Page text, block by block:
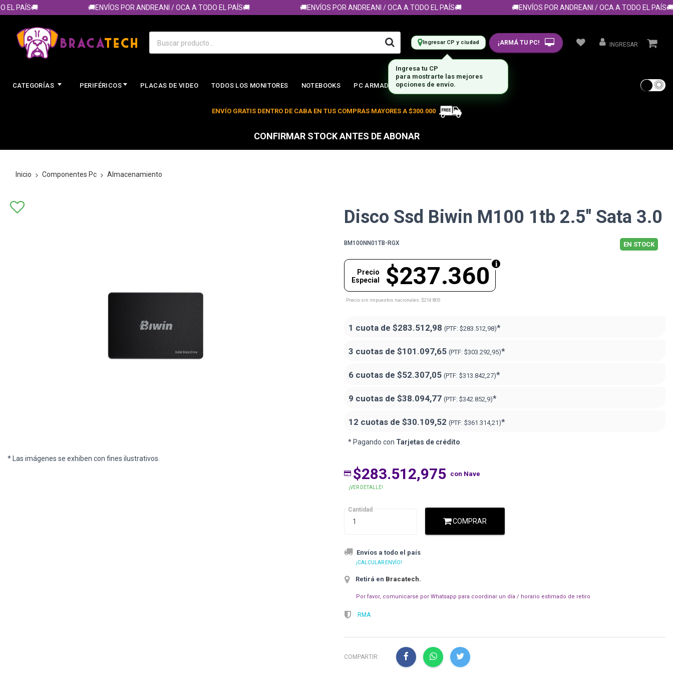
PAÍS🚚 🚚ENVÍOS POR ANDREANI / OCA A TODO EL PAÍS🚚 🚚ENVÍOS POR ANDREANI / OCA A TODO EL PAÍS🚚 🚚ENVÍOS POR ANDREANI / OCA A TODO EL PAÍS🚚
Ingresar CP y ciudad ¡ARMÁ TU PC! INGRESAR
CATEGORÍAS PERIFÉRICOS PLACAS DE VIDEO TODOS LOS MONITORES NOTEBOOKS PC ARMADA
ENVÍO GRATIS DENTRO DE CABA EN TUS COMPRAS MAYORES A $300.000
CONFIRMAR STOCK ANTES DE ABONAR
Inicio Componentes Pc Almacenamiento
* Las imágenes se exhiben con fines ilustrativos.
Disco Ssd Biwin M100 1tb 2.5" Sata 3.0
BM100NN01TB-RGX EN STOCK
$237.360
Precio
Especial
Precio sin impuestos nacionales: $214.805
1 cuota de $283.512,98 (PTF: $283.512,98)*
3 cuotas de $101.097,65 (PTF: $303.292,95)*
6 cuotas de $52.307,05 (PTF: $313.842,27)*
9 cuotas de $38.094,77 (PTF: $342.852,9)*
12 cuotas de $30.109,52 (PTF: $361.314,21)*
* Pagando con Tarjetas de crédito
$283.512,975 con Nave
¡VER DETALLE!
Cantidad
COMPRAR
Envíos a todo el país
¡CALCULAR ENVÍO!
Retirá en Bracatech.
Por favor, comunicarse por Whatsapp para coordinar un día / horario estimado de retiro
RMA
COMPARTIR:
Ingresa tu CP
para mostrarte las mejores
opciones de envío.